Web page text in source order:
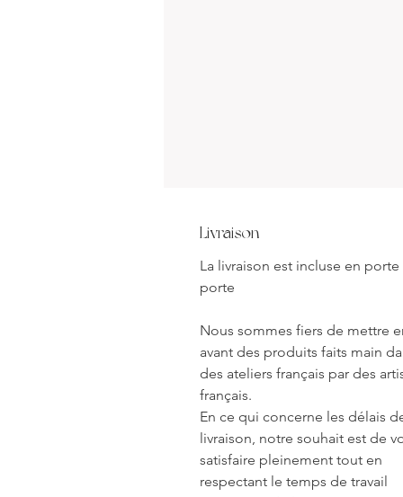
Livraison
La livraison est incluse en porte
porte
Nous sommes fiers de mettre
avant des produits faits main
des ateliers français par des
français.
En ce qui concerne les délais
livraison, notre souhait est de
satisfaire pleinement tout en
respectant le temps de travail